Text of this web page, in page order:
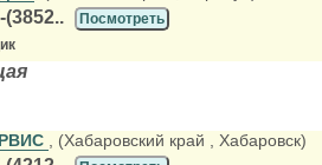
(3852..
Посмотреть
, (Хабаровский край , Хабаровск)